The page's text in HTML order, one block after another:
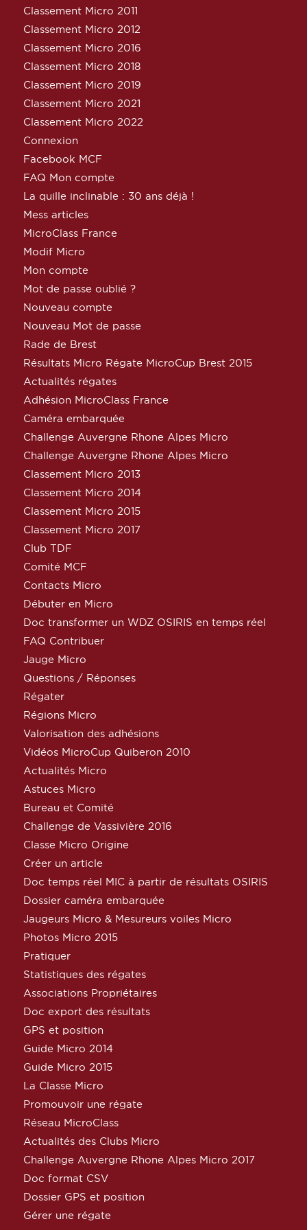
Classement Micro 2011
Classement Micro 2012
Classement Micro 2016
Classement Micro 2018
Classement Micro 2019
Classement Micro 2021
Classement Micro 2022
Connexion
Facebook MCF
FAQ Mon compte
La quille inclinable : 30 ans déjà !
Mess articles
MicroClass France
Modif Micro
Mon compte
Mot de passe oublié ?
Nouveau compte
Nouveau Mot de passe
Rade de Brest
Résultats Micro Régate MicroCup Brest 2015
Actualités régates
Adhésion MicroClass France
Caméra embarquée
Challenge Auvergne Rhone Alpes Micro
Challenge Auvergne Rhone Alpes Micro
Classement Micro 2013
Classement Micro 2014
Classement Micro 2015
Classement Micro 2017
Club TDF
Comité MCF
Contacts Micro
Débuter en Micro
Doc transformer un WDZ OSIRIS en temps réel
FAQ Contribuer
Jauge Micro
Questions / Réponses
Régater
Régions Micro
Valorisation des adhésions
Vidéos MicroCup Quiberon 2010
Actualités Micro
Astuces Micro
Bureau et Comité
Challenge de Vassivière 2016
Classe Micro Origine
Créer un article
Doc temps réel MIC à partir de résultats OSIRIS
Dossier caméra embarquée
Jaugeurs Micro & Mesureurs voiles Micro
Photos Micro 2015
Pratiquer
Statistiques des régates
Associations Propriétaires
Doc export des résultats
GPS et position
Guide Micro 2014
Guide Micro 2015
La Classe Micro
Promouvoir une régate
Réseau MicroClass
Actualités des Clubs Micro
Challenge Auvergne Rhone Alpes Micro 2017
Doc format CSV
Dossier GPS et position
Gérer une régate